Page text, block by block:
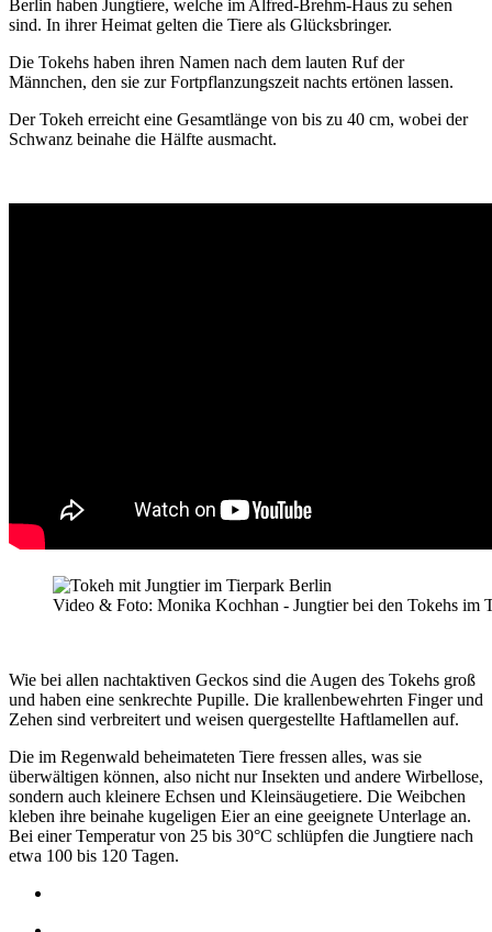
Berlin haben Jungtiere, welche im Alfred-Brehm-Haus zu sehen
sind. In ihrer Heimat gelten die Tiere als Glücksbringer.
Die Tokehs haben ihren Namen nach dem lauten Ruf der
Männchen, den sie zur Fortpflanzungszeit nachts ertönen lassen.
Der Tokeh erreicht eine Gesamtlänge von bis zu 40 cm, wobei der
Schwanz beinahe die Hälfte ausmacht.
Video & Foto: Monika Kochhan - Jungtier bei den Tokehs im
Wie bei allen nachtaktiven Geckos sind die Augen des Tokehs groß
und haben eine senkrechte Pupille. Die krallenbewehrten Finger und
Zehen sind verbreitert und weisen quergestellte Haftlamellen auf.
Die im Regenwald beheimateten Tiere fressen alles, was sie
überwältigen können, also nicht nur Insekten und andere Wirbellose,
sondern auch kleinere Echsen und Kleinsäugetiere. Die Weibchen
kleben ihre beinahe kugeligen Eier an eine geeignete Unterlage an.
Bei einer Temperatur von 25 bis 30°C schlüpfen die Jungtiere nach
etwa 100 bis 120 Tagen.